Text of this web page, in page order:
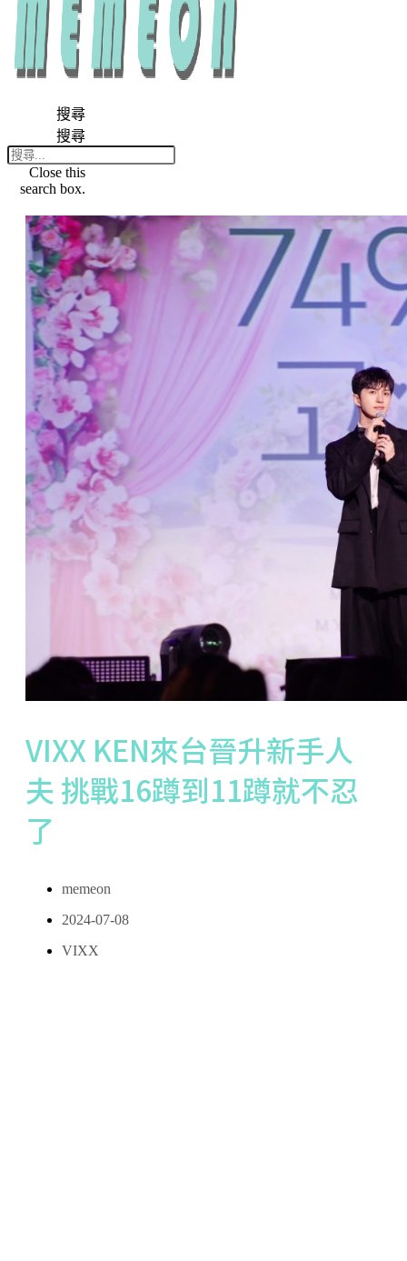
搜尋
搜尋
Close this
search box.
VIXX KEN來台晉升新手人
夫 挑戰16蹲到11蹲就不忍
了
memeon
2024-07-08
VIXX